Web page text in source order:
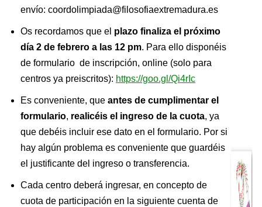
envío: coordolimpiada@filosofiaextremadura.es
Os recordamos que el plazo finaliza el próximo
día 2 de febrero a las 12 pm. Para ello disponéis
de formulario de inscripción, online (solo para
centros ya preiscritos): https://goo.gl/Qi4rIc
Es conveniente, que antes de cumplimentar el
formulario, realicéis el ingreso de la cuota, ya
que debéis incluir ese dato en el formulario. Por si
hay algún problema es conveniente que guardéis
el justificante del ingreso o transferencia.
Cada centro deberá ingresar, en concepto de
cuota de participación en la siguiente cuenta de